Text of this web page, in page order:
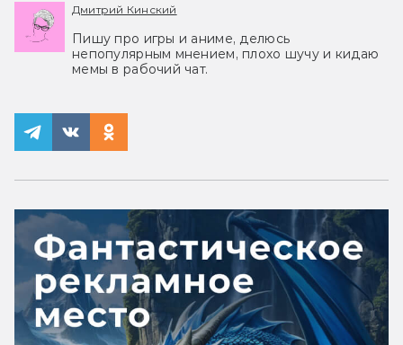
Дмитрий Кинский
Пишу про игры и аниме, делюсь
непопулярным мнением, плохо шучу и кидаю
мемы в рабочий чат.